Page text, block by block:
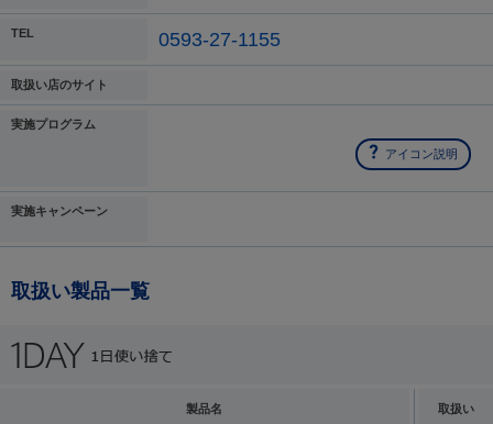
TEL 0593-27-1155
取扱い店のサイト
実施プログラム
アイコン説明
実施キャンペーン
取扱い製品一覧
製品名 取扱い